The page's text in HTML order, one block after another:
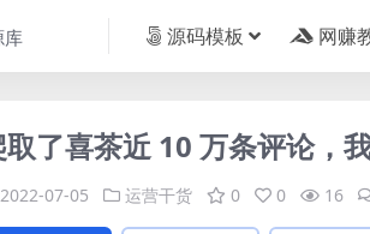
源码模板 网赚
取了喜茶近 10 万条评论，
2022-07-05 运营干货 0 0 16